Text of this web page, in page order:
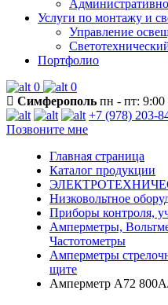
Услуги по монтажу и
Управление
Портфолио
0
0
Симферополь пн - пт: 9:00
+7 (978) 203-
Позвоните мне
Главная страница
Каталог продукции
Низковольтное
Приборы контроля,
Амперметры,
Частотометры
Амперметры
щите
Амперметр А72